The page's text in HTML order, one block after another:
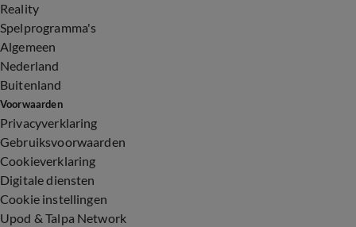
Reality
Spelprogramma's
Algemeen
Nederland
Buitenland
Voorwaarden
Privacyverklaring
Gebruiksvoorwaarden
Cookieverklaring
Digitale diensten
Cookie instellingen
Upod & Talpa Network